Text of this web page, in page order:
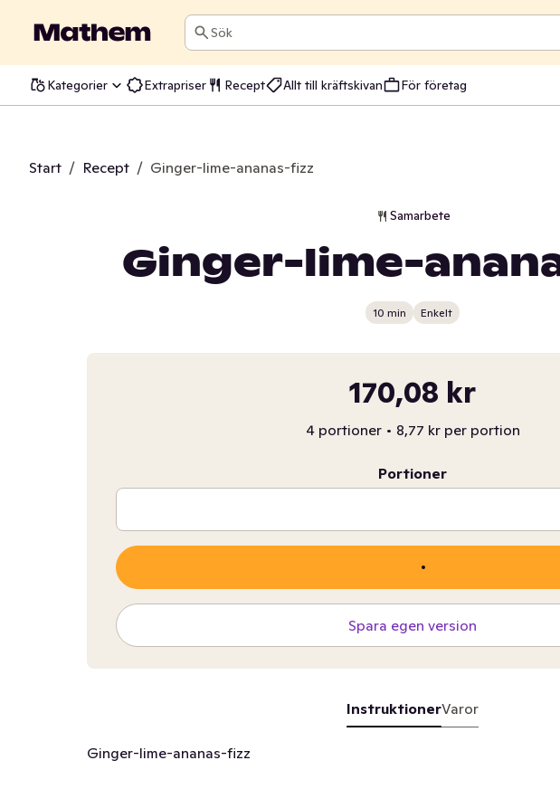
Sök
Kategorier Extrapriser Recept Allt till kräftskivan För företag
Start / Recept / Ginger-lime-ananas-fizz
Samarbete
Ginger-lime-
10 min Enkelt
170,08 kr
4 portioner • 8,77 kr per portion
Portioner
Spara egen version
InstruktionerVaror
Ginger-lime-ananas-fizz